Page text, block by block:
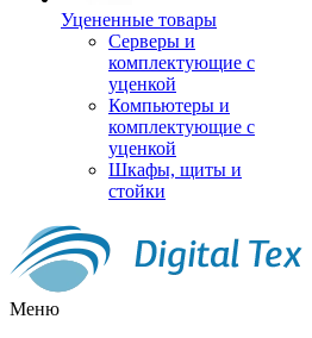
Уцененные товары
Серверы и
комплектующие с
уценкой
Компьютеры и
комплектующие с
уценкой
Шкафы, щиты и
стойки
Меню